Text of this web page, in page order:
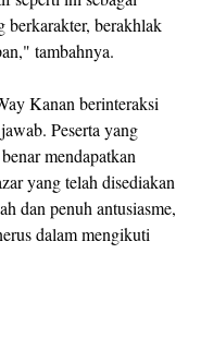
berkarakter, berakhlak
tambahnya.
Kanan berinteraksi
Peserta yang
mendapatkan
yang telah disediakan
dan penuh antusiasme,
dalam mengikuti